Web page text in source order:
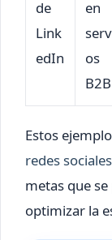
de
Link
edIn
en
os
B2B
Estos
redes
metas que
optimizar la